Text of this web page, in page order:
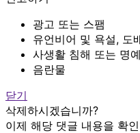
광고 또는 스팸
유언비어 및 욕설, 도
사생활 침해 또는 명
음란물
닫기
삭제하시겠습니까?
이제 해당 댓글 내용을 확